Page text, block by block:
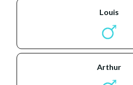
louis
arthur